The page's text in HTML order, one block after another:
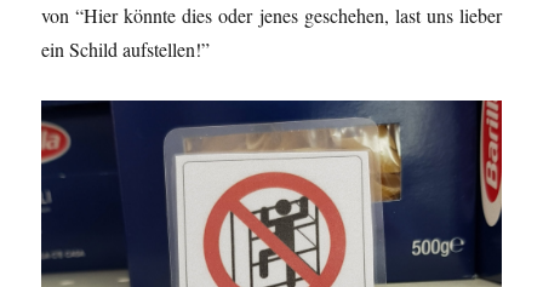
von “Hier könnte dies oder jenes geschehen, last uns lieber
ein Schild aufstellen!”